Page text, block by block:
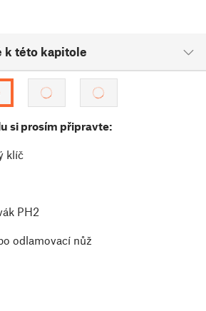
k této kapitole
si prosím připravte:
klíč
PH2
odlamovací nůž